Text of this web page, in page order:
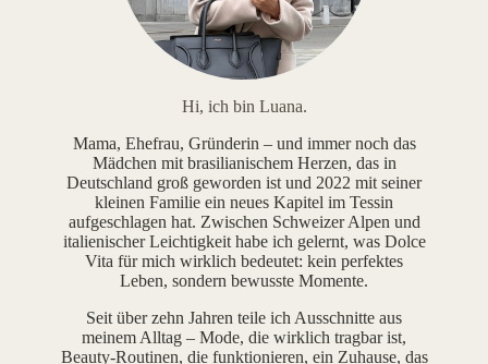
Hi, ich bin Luana.
Mama, Ehefrau, Gründerin – und immer noch das
Mädchen mit brasilianischem Herzen, das in
Deutschland groß geworden ist und 2022 mit seiner
kleinen Familie ein neues Kapitel im Tessin
aufgeschlagen hat. Zwischen Schweizer Alpen und
italienischer Leichtigkeit habe ich gelernt, was Dolce
Vita für mich wirklich bedeutet: kein perfektes
Leben, sondern bewusste Momente.
Seit über zehn Jahren teile ich Ausschnitte aus
meinem Alltag – Mode, die wirklich tragbar ist,
Beauty-Routinen, die funktionieren, ein Zuhause, das